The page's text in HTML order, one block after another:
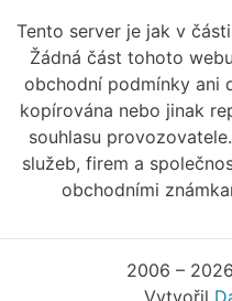
Tento server je jak v
Žádná část tohoto
obchodní podmínky ani
kopírována nebo jinak
souhlasu
služeb, firem a
obchodními
2006 –